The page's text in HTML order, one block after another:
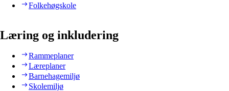
Folkehøgskole
Læring og inkludering
Rammeplaner
Læreplaner
Barnehagemiljø
Skolemiljø